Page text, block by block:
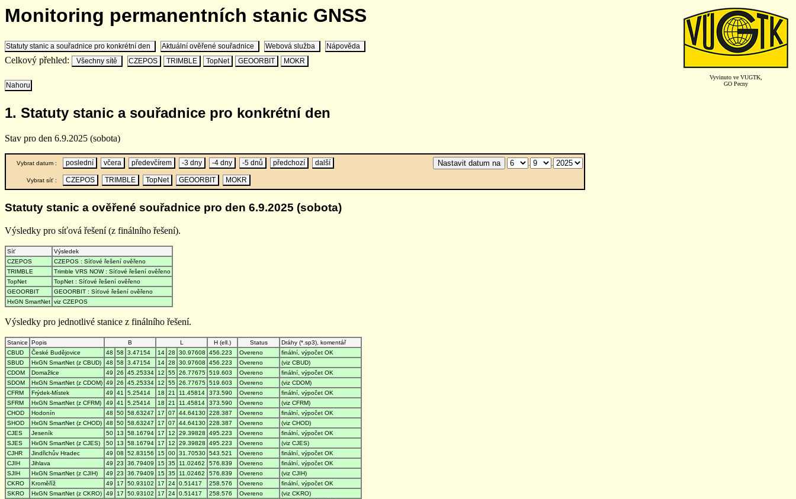
Vyvinuto ve VUGTK,
GO Pecny
Monitoring permanentních stanic GNSS
Statuty stanic a souřadnice pro konkrétní den Aktuální ověřené souřadnice Webová služba Nápověda
Celkový přehled: Všechny sítě CZEPOS TRIMBLE TopNet GEOORBIT MOKR
Nahoru
1. Statuty stanic a souřadnice pro konkrétní den
Stav pro den 6.9.2025 (sobota)
Vybrat datum : poslední včera předevčírem -3 dny -4 dny -5 dnů předchozí další . .
Vybrat síť : CZEPOS TRIMBLE TopNet GEOORBIT MOKR
Statuty stanic a ověřené souřadnice pro den 6.9.2025 (sobota)
Výsledky pro síťová řešení (z finálního řešení).
Síť
Výsledek
CZEPOS
CZEPOS : Síťové řešení ověřeno
TRIMBLE
Trimble VRS NOW : Síťové řešení ověřeno
TopNet
TopNet : Síťové řešení ověřeno
GEOORBIT
GEOORBIT : Síťové řešení ověřeno
HxGN SmartNet viz CZEPOS
Výsledky pro jednotlivé stanice z finálního řešení.
Stanice Popis B L H (ell.) Status
Dráhy (*.sp3), komentář
CBUD
České Budějovice 48 58 3.47154 14 28 30.97608 456.223 Overeno
finální, výpočet OK
SBUD
HxGN SmartNet (z CBUD) 48 58 3.47154 14 28 30.97608 456.223 Overeno
(viz CBUD)
CDOM
Domažlice 49 26 45.25334 12 55 26.77675 519.603 Overeno
finální, výpočet OK
SDOM
HxGN SmartNet (z CDOM) 49 26 45.25334 12 55 26.77675 519.603 Overeno
(viz CDOM)
CFRM
Frýdek-Místek 49 41 5.25414 18 21 11.45814 373.590 Overeno
finální, výpočet OK
SFRM
HxGN SmartNet (z CFRM) 49 41 5.25414 18 21 11.45814 373.590 Overeno
(viz CFRM)
CHOD
Hodonín 48 50 58.63247 17 07 44.64130 228.387 Overeno
finální, výpočet OK
SHOD
HxGN SmartNet (z CHOD) 48 50 58.63247 17 07 44.64130 228.387 Overeno
(viz CHOD)
CJES
Jeseník 50 13 58.16794 17 12 29.39828 495.223 Overeno
finální, výpočet OK
SJES
HxGN SmartNet (z CJES) 50 13 58.16794 17 12 29.39828 495.223 Overeno
(viz CJES)
CJHR
Jindřichův Hradec 49 08 52.83156 15 00 31.70530 543.521 Overeno
finální, výpočet OK
CJIH
Jihlava 49 23 36.79409 15 35 11.02462 576.839 Overeno
finální, výpočet OK
SJIH
HxGN SmartNet (z CJIH) 49 23 36.79409 15 35 11.02462 576.839 Overeno
(viz CJIH)
CKRO
Kroměříž 49 17 50.93102 17 24 0.51417 258.576 Overeno
finální, výpočet OK
SKRO
HxGN SmartNet (z CKRO) 49 17 50.93102 17 24 0.51417 258.576 Overeno
(viz CKRO)